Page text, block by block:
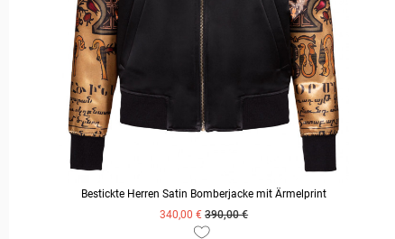
Bestickte Herren Satin Bomberjacke mit Ärmelprint
340,00 € 390,00 €
ZUM PRODUKT